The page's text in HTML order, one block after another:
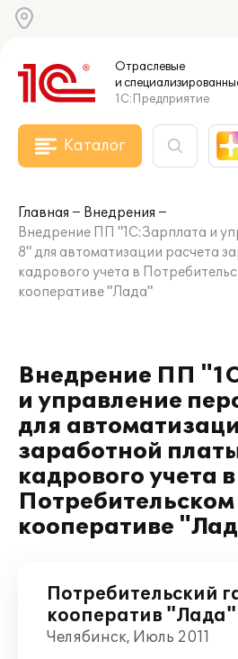
Отраслевые
и
1С:Предприятие
Каталог
Главная
Внедрения
Внедрение ПП "1С:Зарплата и
8" для автоматизации расчета
кадрового учета в
кооперативе "Лада"
Внедрение ПП
и управление
для
заработной
кадрового учета в
кооперативе
Потребительский
кооператив "Лада"
Челябинск, Июль 2011